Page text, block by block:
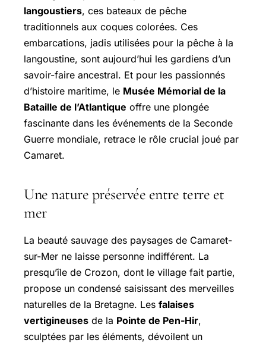
langoustiers, ces bateaux de pêche
traditionnels aux coques colorées. Ces
embarcations, jadis utilisées pour la pêche à la
langoustine, sont aujourd’hui les gardiens d’un
savoir-faire ancestral. Et pour les passionnés
d’histoire maritime, le Musée Mémorial de la
Bataille de l’Atlantique offre une plongée
fascinante dans les événements de la Seconde
Guerre mondiale, retrace le rôle crucial joué par
Camaret.
Une nature préservée entre terre et
mer
La beauté sauvage des paysages de Camaret-
sur-Mer ne laisse personne indifférent. La
presqu’île de Crozon, dont le village fait partie,
propose un condensé saisissant des merveilles
naturelles de la Bretagne. Les falaises
vertigineuses de la Pointe de Pen-Hir,
sculptées par les éléments, dévoilent un